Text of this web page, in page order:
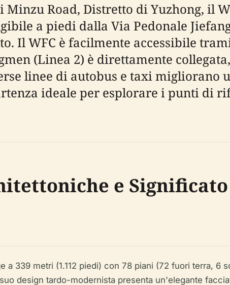
Minzu Road, Distretto di Yuzhong, il
a piedi dalla Via Pedonale
Il WFC è facilmente accessibile
(Linea 2) è direttamente
linee di autobus e taxi
ideale per esplorare i punti di
e Significato
a 339 metri (1.112 piedi) con 78 piani (72 fuori terra,
design tardo-modernista presenta un'elegante